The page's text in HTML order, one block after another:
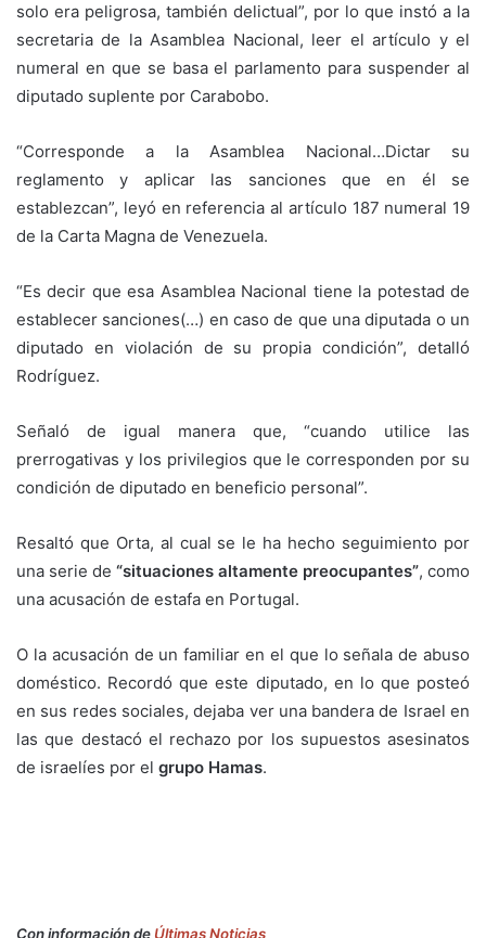
solo era peligrosa, también delictual”, por lo que instó a la
secretaria de la Asamblea Nacional, leer el artículo y el
numeral en que se basa el parlamento para suspender al
diputado suplente por Carabobo.
“Corresponde a la Asamblea Nacional…Dictar su
reglamento y aplicar las sanciones que en él se
establezcan”, leyó en referencia al artículo 187 numeral 19
de la Carta Magna de Venezuela.
“Es decir que esa Asamblea Nacional tiene la potestad de
establecer sanciones(…) en caso de que una diputada o un
diputado en violación de su propia condición”, detalló
Rodríguez.
Señaló de igual manera que, “cuando utilice las
prerrogativas y los privilegios que le corresponden por su
condición de diputado en beneficio personal”.
Resaltó que Orta, al cual se le ha hecho seguimiento por
una serie de “situaciones altamente preocupantes”, como
una acusación de estafa en Portugal.
O la acusación de un familiar en el que lo señala de abuso
doméstico. Recordó que este diputado, en lo que posteó
en sus redes sociales, dejaba ver una bandera de Israel en
las que destacó el rechazo por los supuestos asesinatos
de israelíes por el grupo Hamas.
Con información de Últimas Noticias